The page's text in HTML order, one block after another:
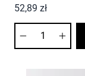
52,89 zł